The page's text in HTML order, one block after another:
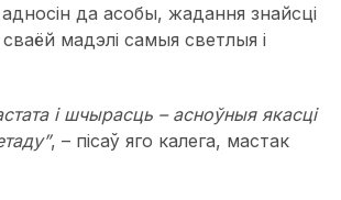
да асобы, жадання знайсці
сваёй мадэлі самыя светлыя і
і шчырасць – асноўныя якасці
, – пісаў яго калега, мастак